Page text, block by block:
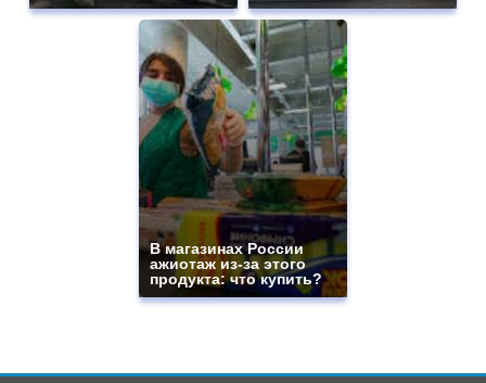
В магазинах России
ажиотаж из-за этого
продукта: что купить?